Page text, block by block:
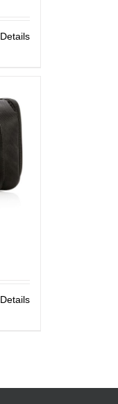
Details
Details